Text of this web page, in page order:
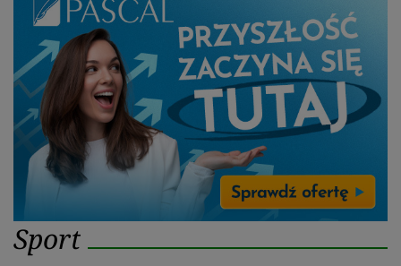
Sport